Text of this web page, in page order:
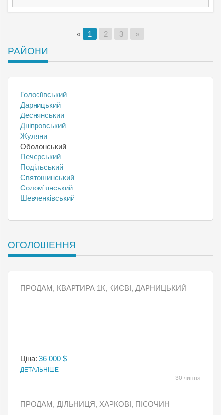
« 1 2 3 »
РАЙОНИ
Голосіївський
Дарницький
Деснянський
Дніпровський
Жуляни
Оболонський
Печерський
Подільський
Святошинський
Солом`янський
Шевченківський
ОГОЛОШЕННЯ
ПРОДАМ, КВАРТИРА 1К, КИЄВI, ДАРНИЦЬКИЙ
Ціна: 36 000 $
ДЕТАЛЬНІШЕ
30 липня
ПРОДАМ, ДІЛЬНИЦЯ, ХАРКОВІ, ПІСОЧИН